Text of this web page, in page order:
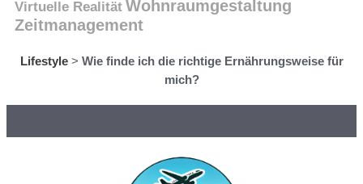
Virtuelle Realität Wohnraumgestaltung
Zeitmanagement
Lifestyle> Wie finde ich die richtige Ernährungsweise für
mich?